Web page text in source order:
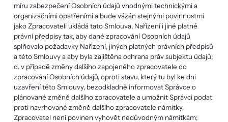
míru zabezpečení Osobních údajů vhodnými technickými a
organizačními opatřeními a bude vázán stejnými povinnostmi
jako Zpracovateli ukládá tato Smlouva, Nařízení i jiné platné
právní předpisy tak, aby dané zpracování Osobních údajů
splňovalo požadavky Nařízení, jiných platných právních předpisů
a této Smlouvy a aby byla zajištěna ochrana práv subjektu údajů;
d. v případě změny dalšího zapojeného zpracovatele do
zpracování Osobních údajů, oproti stavu, který tu byl ke dni
uzavření této Smlouvy, bezodkladně informovat Správce o
plánované změně dalšího zpracovatele a umožnit Správci podat
proti navrhované změně dalšího zpracovatele námitky.
Zpracovatel není povinen vyhovět nedůvodným námitkám;